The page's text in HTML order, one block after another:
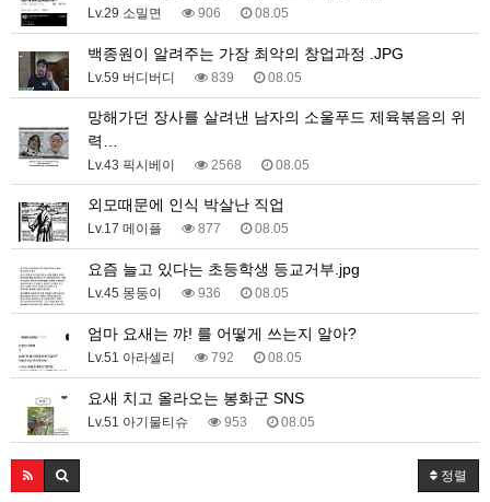
Lv.29 소밀면 906 08.05
백종원이 알려주는 가장 최악의 창업과정 .JPG
Lv.59 버디버디 839 08.05
망해가던 장사를 살려낸 남자의 소울푸드 제육볶음의 위
력…
Lv.43 픽시베이 2568 08.05
외모때문에 인식 박살난 직업
Lv.17 메이플 877 08.05
요즘 늘고 있다는 초등학생 등교거부.jpg
Lv.45 몽둥이 936 08.05
엄마 요새는 꺄! 를 어떻게 쓰는지 알아?
Lv.51 아라셀리 792 08.05
요새 치고 올라오는 봉화군 SNS
Lv.51 아기물티슈 953 08.05
정렬